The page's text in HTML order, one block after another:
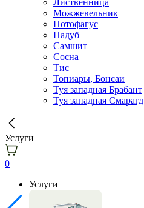
Лиственница
Можжевельник
Нотофагус
Падуб
Самшит
Сосна
Тис
Топиары, Бонсаи
Туя западная Брабант
Туя западная Смарагд
Услуги
0
Услуги